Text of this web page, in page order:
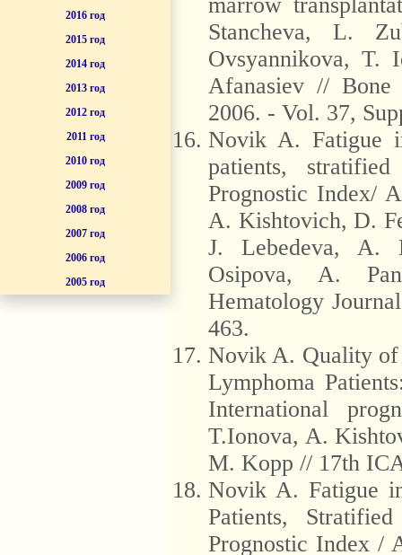
2016 год
2015 год
2014 год
2013 год
2012 год
2011 год
2010 год
2009 год
2008 год
2007 год
2006 год
2005 год
Stancheva, L.
Ovsyannikova,
Afanasiev //
2006. - Vol. 37,
Novik A. Fatigue
patients,
Prognostic Index/
A. Kishtovich, D.
J. Lebedeva, A.
Osipova, A.
Hematology
463.
Novik A. Quality
Lymphoma
International
T.Ionova, A.
M. Kopp // 17th
Novik A. Fatigue
Patients,
Prognostic Index /